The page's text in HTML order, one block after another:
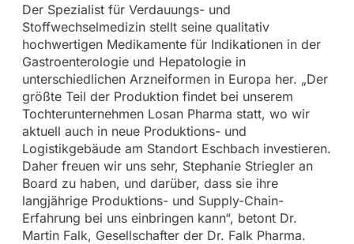
Der Spezialist für Verdauungs- und
Stoffwechselmedizin stellt seine qualitativ
hochwertigen Medikamente für Indikationen in der
Gastroenterologie und Hepatologie in
unterschiedlichen Arzneiformen in Europa her. „Der
größte Teil der Produktion findet bei unserem
Tochterunternehmen Losan Pharma statt, wo wir
aktuell auch in neue Produktions- und
Logistikgebäude am Standort Eschbach investieren.
Daher freuen wir uns sehr, Stephanie Striegler an
Board zu haben, und darüber, dass sie ihre
langjährige Produktions- und Supply-Chain-
Erfahrung bei uns einbringen kann“, betont Dr.
Martin Falk, Gesellschafter der Dr. Falk Pharma.